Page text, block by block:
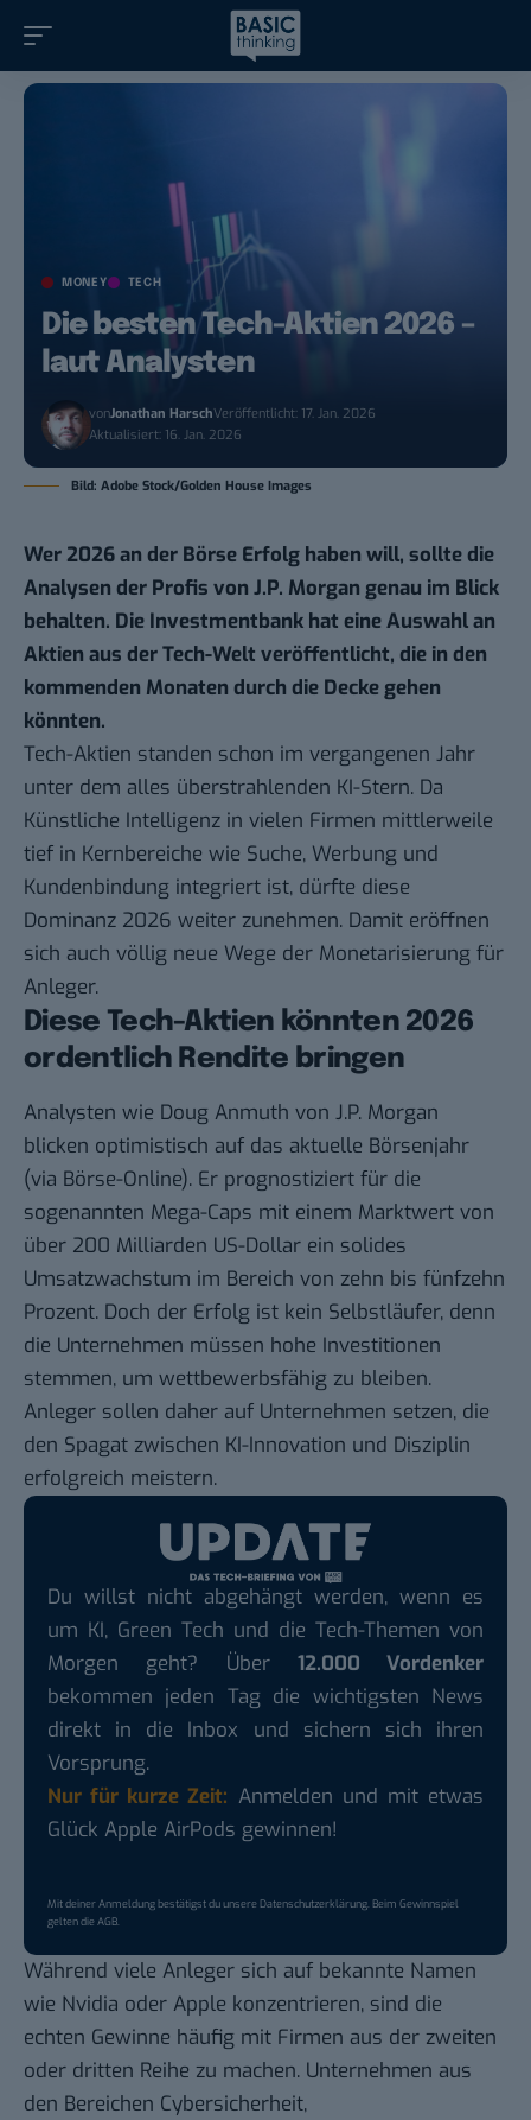
MONEY TECH
Die besten Tech-Aktien 2026 –
laut Analysten
vonJonathan HarschVeröffentlicht: 17. Jan. 2026
Aktualisiert: 16. Jan. 2026
Bild: Adobe Stock/Golden House Images
Wer 2026 an der Börse Erfolg haben will, sollte die
Analysen der Profis von J.P. Morgan genau im Blick
behalten. Die Investmentbank hat eine Auswahl an
Aktien aus der Tech-Welt veröffentlicht, die in den
kommenden Monaten durch die Decke gehen
könnten.
Tech-Aktien standen schon im vergangenen Jahr
unter dem alles überstrahlenden KI-Stern. Da
Künstliche Intelligenz in vielen Firmen mittlerweile
tief in Kernbereiche wie Suche, Werbung und
Kundenbindung integriert ist, dürfte diese
Dominanz 2026 weiter zunehmen. Damit eröffnen
sich auch völlig neue Wege der Monetarisierung für
Anleger.
Diese Tech-Aktien könnten 2026
ordentlich Rendite bringen
Analysten wie Doug Anmuth von J.P. Morgan
blicken optimistisch auf das aktuelle Börsenjahr
(via Börse-Online). Er prognostiziert für die
sogenannten Mega-Caps mit einem Marktwert von
über 200 Milliarden US-Dollar ein solides
Umsatzwachstum im Bereich von zehn bis fünfzehn
Prozent. Doch der Erfolg ist kein Selbstläufer, denn
die Unternehmen müssen hohe Investitionen
stemmen, um wettbewerbsfähig zu bleiben.
Anleger sollen daher auf Unternehmen setzen, die
den Spagat zwischen KI-Innovation und Disziplin
erfolgreich meistern.
Du willst nicht abgehängt werden, wenn es
um KI, Green Tech und die Tech-Themen von
Morgen geht? Über 12.000 Vordenker
bekommen jeden Tag die wichtigsten News
direkt in die Inbox und sichern sich ihren
Vorsprung.
Nur für kurze Zeit: Anmelden und mit etwas
Glück Apple AirPods gewinnen!
Mit deiner Anmeldung bestätigst du unsereDatenschutzerklärung. Beim Gewinnspiel
gelten dieAGB.
Während viele Anleger sich auf bekannte Namen
wie Nvidia oder Apple konzentrieren, sind die
echten Gewinne häufig mit Firmen aus der zweiten
oder dritten Reihe zu machen. Unternehmen aus
den Bereichen Cybersicherheit,